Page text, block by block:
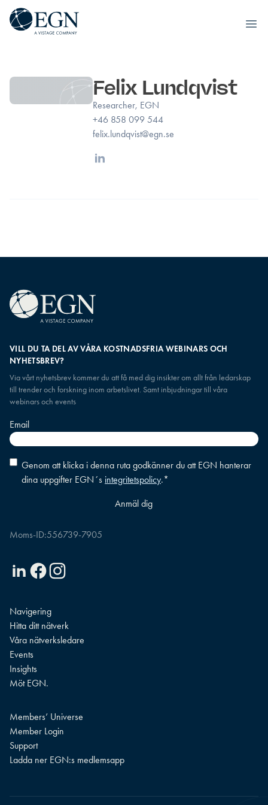
Executives' Global Network
Felix Lundqvist
Researcher, EGN
+46 858 099 544
felix.lundqvist@egn.se
Linkedin
VILL DU TA DEL AV VÅRA KOSTNADSFRIA WEBINARS OCH
NYHETSBREV?
Via vårt nyhetsbrev kommer du att få med dig insikter om allt från ledarskap
till trender och forskning inom arbetslivet. Samt inbjudningar till våra
webinars och events
Email
Consent*
Genom att klicka i denna ruta godkänner du att EGN hanterar
dina uppgifter EGN´s integritetspolicy.*
Moms-ID:556739-7905
LinkedinFacebookInstagram
Navigering
Hitta ditt nätverk
Våra nätverksledare
Events
Insights
Möt EGN.
Members’ Universe
Member Login
Support
Ladda ner EGN:s medlemsapp